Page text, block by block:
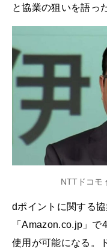
と協業の狙いを語っ
NTTドコモ
dポイントに関する
「Amazon.co.jp」
使用が可能になる。